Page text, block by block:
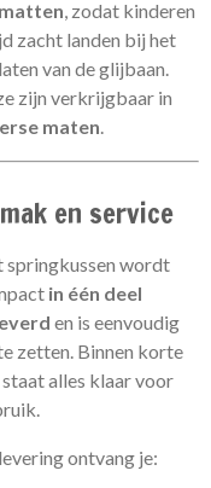
, zodat kinderen
zacht landen bij het
van de glijbaan.
zijn verkrijgbaar in
maten.
en service
springkussen wordt
in één deel
en is eenvoudig
zetten. Binnen korte
alles klaar voor
ontvang je: